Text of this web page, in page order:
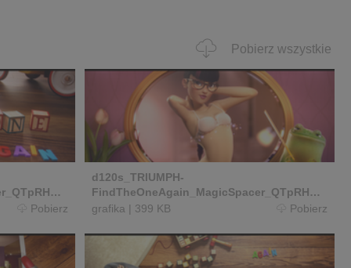
Pobierz wszystkie
Pobierz
d120s_TRIUMPH-
FindTheOneAgain_MagicSpacer_QTpRHQ.0
0_01_09_19.Still046_copy.jpg
grafika | 399 KB Pobierz